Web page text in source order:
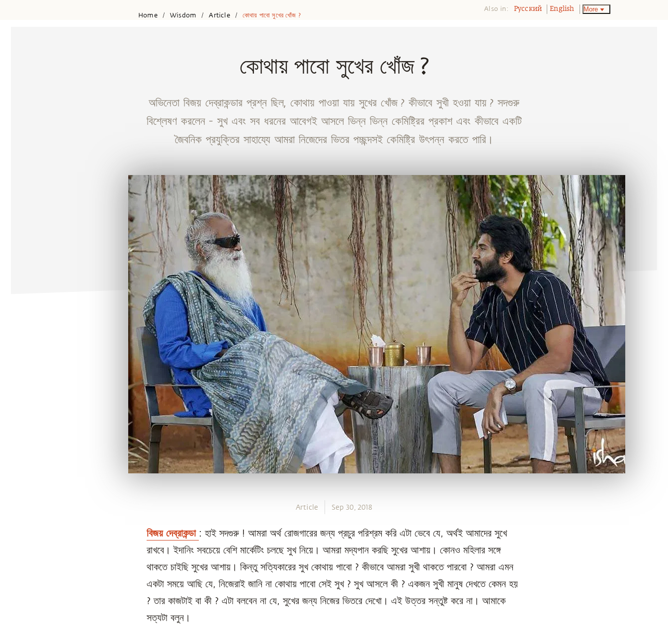
Home / Wisdom / Article / কোথায় পাবো সুখের খোঁজ ?
Also in: Pусский English More
কোথায় পাবো সুখের খোঁজ ?
অভিনেতা বিজয় দেব্রাকন্ডার প্রশ্ন ছিল, কোথায় পাওয়া যায় সুখের খোঁজ ? কীভাবে সুখী হওয়া যায় ? সদগুরু
বিশ্লেষণ করলেন - সুখ এবং সব ধরনের আবেগই আসলে ভিন্ন ভিন্ন কেমিষ্ট্রির প্রকাশ এবং কীভাবে একটি
জৈবনিক প্রযুক্তির সাহায্যে আমরা নিজেদের ভিতর পচ্ছন্দসই কেমিষ্ট্রি উৎপন্ন করতে পারি।
Article Sep 30, 2018
বিজয় দেব্রাকন্ডা : হাই সদগুরু ! আমরা অর্থ রোজগারের জন্য প্রচুর পরিশ্রম করি এটা ভেবে যে, অর্থই আমাদের সুখে
রাখবে। ইদানিং সবচেয়ে বেশি মার্কেটিং চলছে সুখ নিয়ে। আমরা মদ্যপান করছি সুখের আশায়। কোনও মহিলার সঙ্গে
থাকতে চাইছি সুখের আশায়। কিন্তু সত্যিকারের সুখ কোথায় পাবো ? কীভাবে আমরা সুখী থাকতে পারবো ? আমরা এমন
একটা সময়ে আছি যে, নিজেরাই জানি না কোথায় পাবো সেই সুখ ? সুখ আসলে কী ? একজন সুখী মানুষ দেখতে কেমন হয়
? তার কাজটাই বা কী ? এটা বলবেন না যে, সুখের জন্য নিজের ভিতরে দেখো। এই উত্তর সন্তুষ্ট করে না। আমাকে
সত্যটা বলুন।